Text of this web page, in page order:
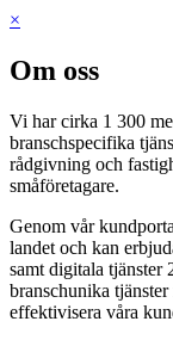
×
Om oss
Vi har cirka 1 300
branschspecifika
rådgivning och
småföretagare.
Genom vår
landet och kan
samt digitala tjänster
branschunika
effektivisera våra